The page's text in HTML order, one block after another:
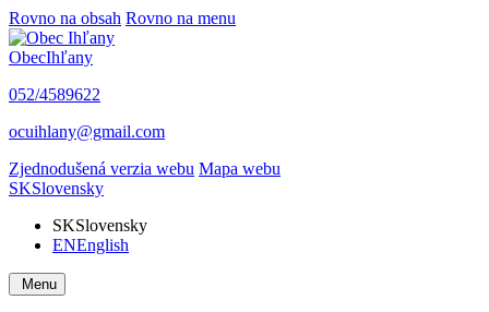
Rovno na obsah Rovno na menu
ObecIhľany
052/4589622
ocuihlany@gmail.com
Zjednodušená verzia webu Mapa webu
SKSlovensky
SKSlovensky
ENEnglish
Menu